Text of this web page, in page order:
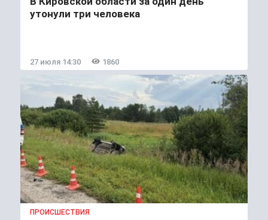
утонули три человека
27 июля 14:30 1860
ПРОИСШЕСТВИЯ